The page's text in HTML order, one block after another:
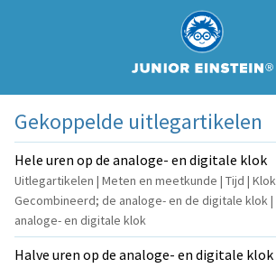
Gekoppelde uitlegartikelen
Hele uren op de analoge- en digitale klok
Uitlegartikelen | Meten en meetkunde | Tijd |
Gecombineerd; de analoge- en de digitale klok |
analoge- en digitale klok
Halve uren op de analoge- en digitale klok